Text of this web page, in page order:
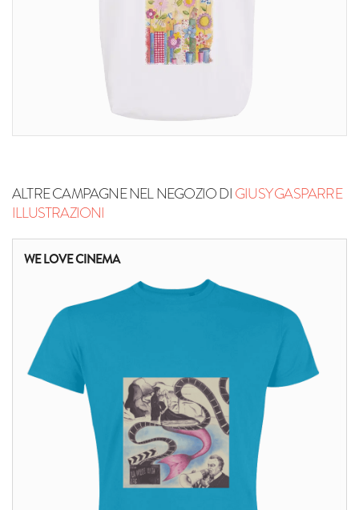
ALTRE CAMPAGNE NEL NEGOZIO DIGIUSY GASPARRE
ILLUSTRAZIONI
WE LOVE CINEMA